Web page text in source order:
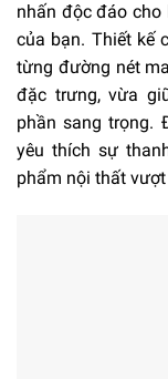
nhấn độc đáo cho
của bạn. Thiết kế
từng đường nét
đặc trưng, vừa
phần sang trọng.
yêu thích sự
phẩm nội thất